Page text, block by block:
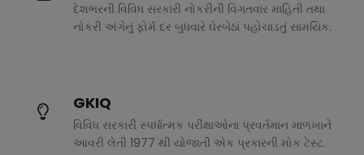
દેશભરની વિવિધ સરકારી નોકરીની વિગતવાર માહિતી તથા
નોકરી અંગેનું ફોર્મ દર બુધવારે ઘેરબેઠાં પહોચાડતું સામયિક.
GKIQ
વિવિધ સરકારી સ્પર્ધાત્મક પરીક્ષાઓના પ્રવર્તમાન માળખાને
આવરી લેતી 1977 થી યોજાતી એક પ્રકારની મોક ટેસ્ટ.